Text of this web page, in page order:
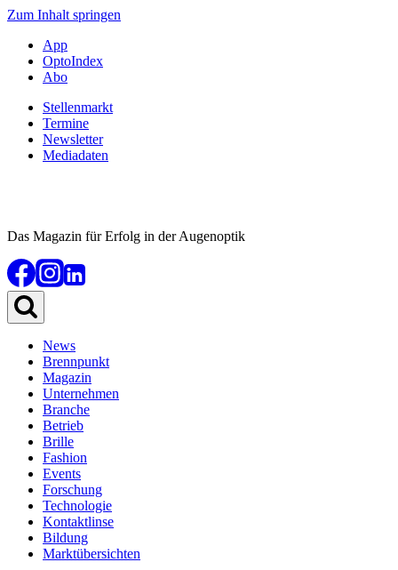
Zum Inhalt springen
App
OptoIndex
Abo
Stellenmarkt
Termine
Newsletter
Mediadaten
Das Magazin für Erfolg in der Augenoptik
News
Brennpunkt
Magazin
Unternehmen
Branche
Betrieb
Brille
Fashion
Events
Forschung
Technologie
Kontaktlinse
Bildung
Marktübersichten